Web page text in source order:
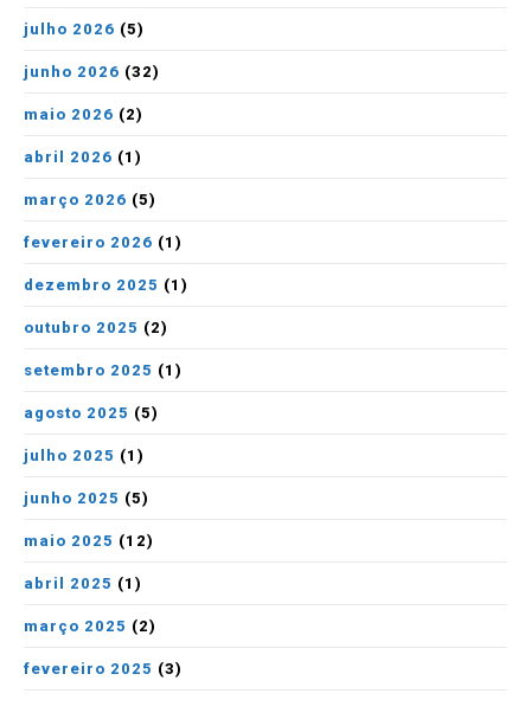
julho 2026 (5)
junho 2026 (32)
maio 2026 (2)
abril 2026 (1)
março 2026 (5)
fevereiro 2026 (1)
dezembro 2025 (1)
outubro 2025 (2)
setembro 2025 (1)
agosto 2025 (5)
julho 2025 (1)
junho 2025 (5)
maio 2025 (12)
abril 2025 (1)
março 2025 (2)
fevereiro 2025 (3)